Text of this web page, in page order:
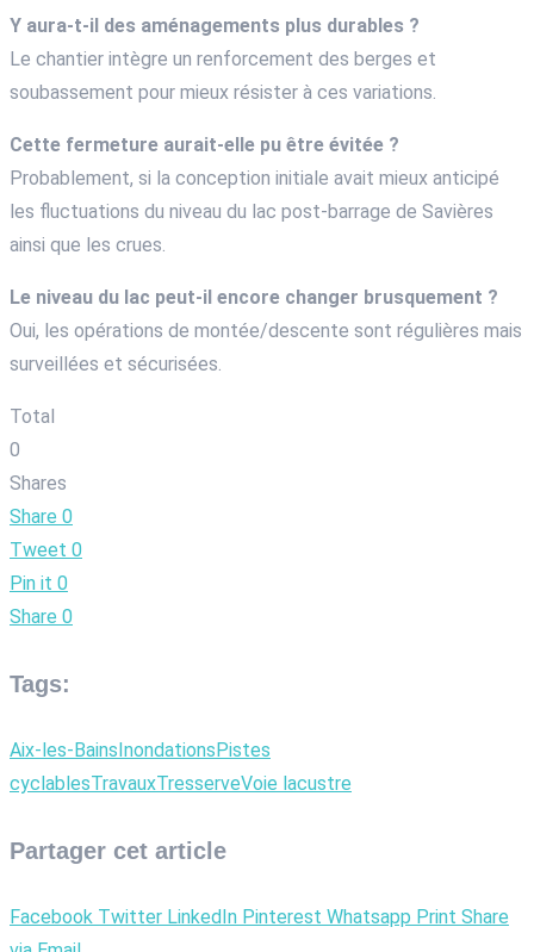
Y aura-t-il des aménagements plus durables ?
Le chantier intègre un renforcement des berges et
soubassement pour mieux résister à ces variations.
Cette fermeture aurait-elle pu être évitée ?
Probablement, si la conception initiale avait mieux anticipé
les fluctuations du niveau du lac post-barrage de Savières
ainsi que les crues.
Le niveau du lac peut-il encore changer brusquement ?
Oui, les opérations de montée/descente sont régulières mais
surveillées et sécurisées.
Total
0
Shares
Share 0
Tweet 0
Pin it 0
Share 0
Tags:
Aix-les-BainsInondationsPistes
cyclablesTravauxTresserveVoie lacustre
Partager cet article
Facebook Twitter LinkedIn Pinterest Whatsapp Print Share